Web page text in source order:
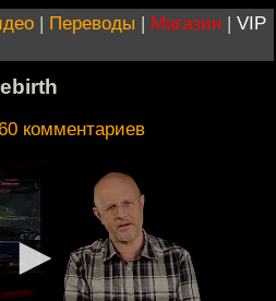
| Переводы | Магазин | VIP
комментариев